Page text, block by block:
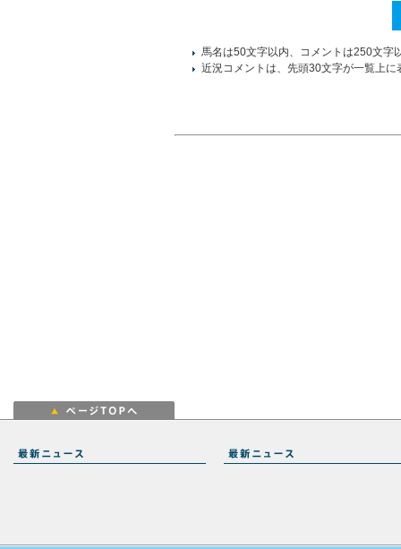
馬名は50文字以内、コメントは250文字
近況コメントは、先頭30文字が一覧上に